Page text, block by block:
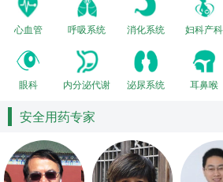
心血管 呼吸系统 消化系统 妇科产科
眼科 内分泌代谢 泌尿系统 耳鼻喉
安全用药专家